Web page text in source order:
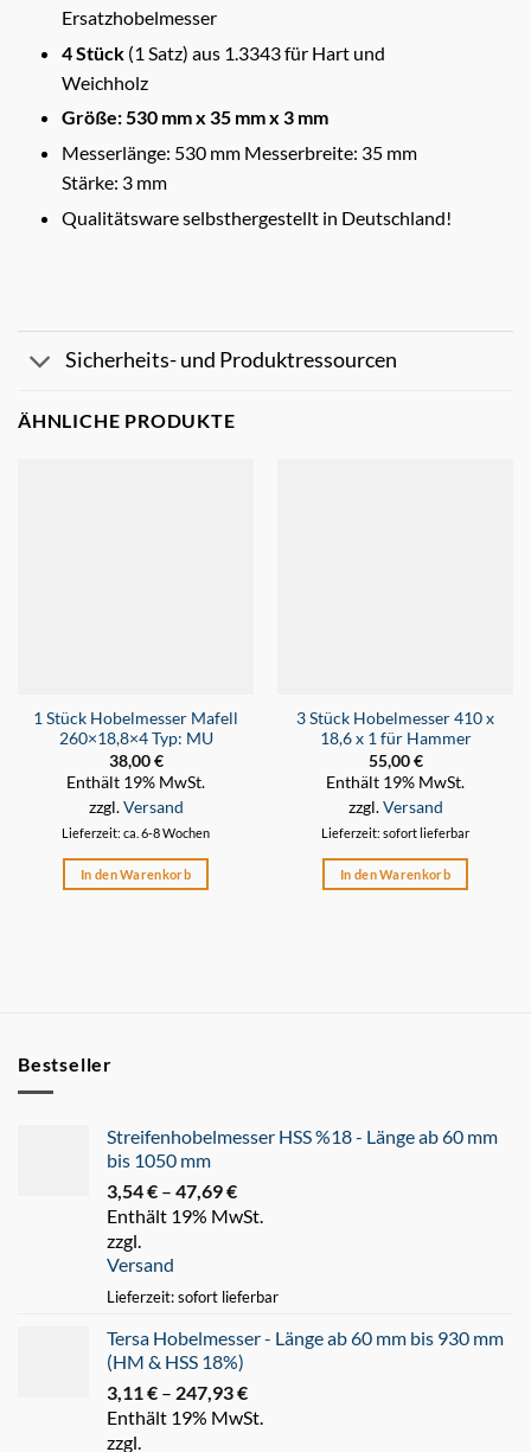
Ersatzhobelmesser
4 Stück(1 Satz) aus 1.3343 für Hart und
Weichholz
Größe: 530 mm x 35 mm x 3 mm
Messerlänge: 530 mm Messerbreite: 35 mm
Stärke: 3 mm
Qualitätsware selbsthergestellt in Deutschland!
Sicherheits- und Produktressourcen
ÄHNLICHE PRODUKTE
1 Stück Hobelmesser Mafell
260×18,8×4 Typ: MU
38,00€
Enthält 19% MwSt.
zzgl.Versand
Lieferzeit: ca. 6-8 Wochen
In den Warenkorb
3 Stück Hobelmesser 410 x
18,6 x 1 für Hammer
55,00€
Enthält 19% MwSt.
zzgl.Versand
Lieferzeit: sofort lieferbar
In den Warenkorb
Bestseller
Streifenhobelmesser HSS %18 - Länge ab 60 mm
bis 1050 mm
3,54€ – 47,69€
3,54 €
Enthält 19% MwSt.
zzgl.
Versand
Lieferzeit: sofort lieferbar
Tersa Hobelmesser - Länge ab 60 mm bis 930 mm
(HM & HSS 18%)
3,11€ – 247,93€
3,11 €
Enthält 19% MwSt.
zzgl.